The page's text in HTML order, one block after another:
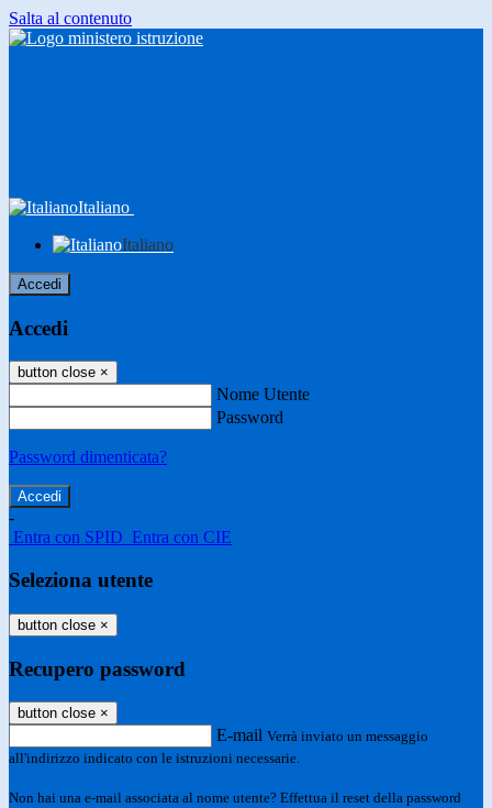
Salta al contenuto
Italiano
Italiano
Accedi
Accedi
button close ×
Nome Utente
Password
Password dimenticata?
-
Entra con SPID Entra con CIE
Seleziona utente
button close ×
Recupero password
button close ×
E-mail Verrà inviato un messaggio
all'indirizzo indicato con le istruzioni necessarie.
Non hai una e-mail associata al nome utente? Effettua il reset della password